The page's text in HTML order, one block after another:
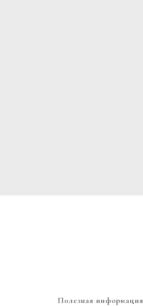
Полезная информация